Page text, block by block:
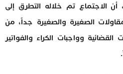
أن الاجتماع تم خلاله التطرق إلى
الصغيرة والصغيرة جداً، من
وواجبات الكراء والفواتير